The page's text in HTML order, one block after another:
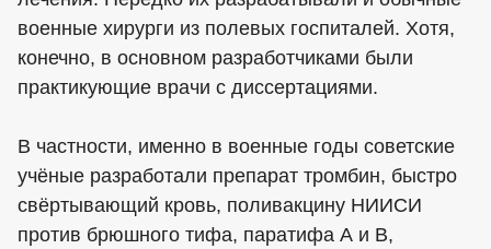
военные хирурги из полевых госпиталей. Хотя,
конечно, в основном разработчиками были
практикующие врачи с диссертациями.
В частности, именно в военные годы советские
учёные разработали препарат тромбин, быстро
свёртывающий кровь, поливакцину НИИСИ
против брюшного тифа, паратифа А и В,